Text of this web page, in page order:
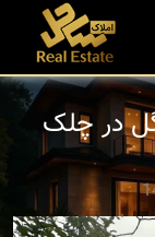
در چلک